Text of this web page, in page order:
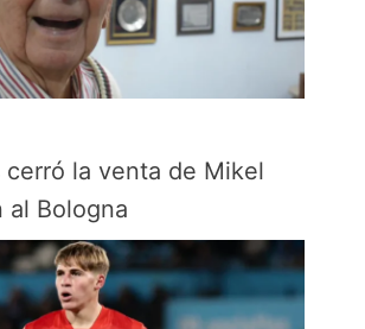
cerró la venta de Mikel
al Bologna